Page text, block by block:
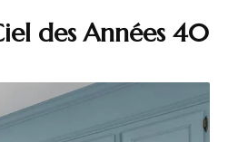
des Années 40